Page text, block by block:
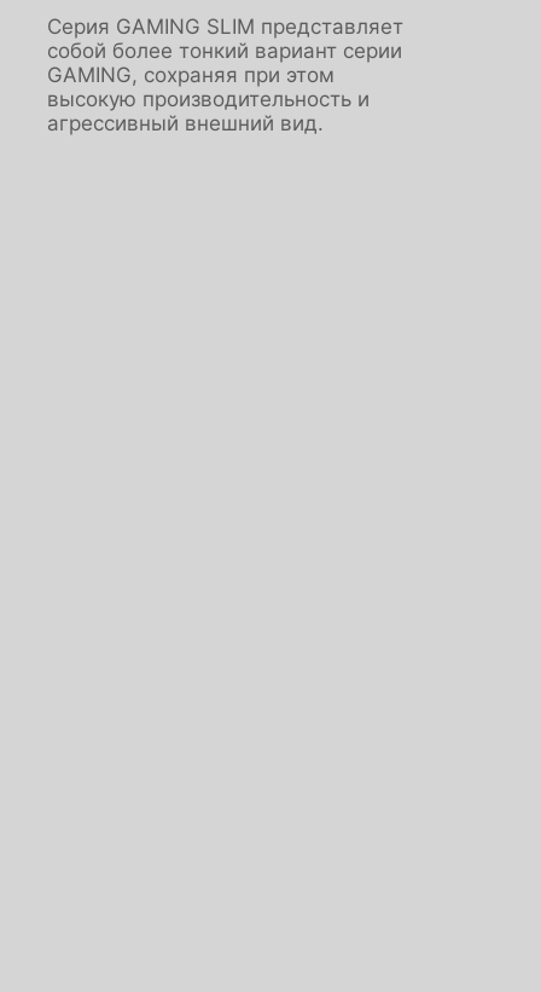
Серия GAMING SLIM представляет
собой более тонкий вариант серии
GAMING, сохраняя при этом
высокую производительность и
агрессивный внешний вид.